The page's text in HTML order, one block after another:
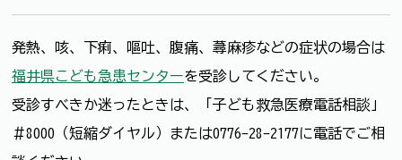
発熱、咳、下痢、嘔吐、腹痛、蕁麻疹などの症状の場合は
福井県こども急患センターを受診してください。
受診すべきか迷ったときは、「子ども救急医療電話相談」
＃8000（短縮ダイヤル）または0776-28-2177に電話でご相